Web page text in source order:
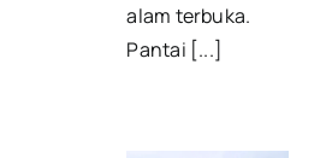
alam terbuka.
Pantai [...]